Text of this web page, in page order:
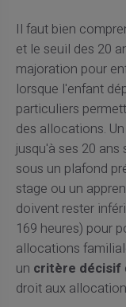
Il faut bien
et le seuil des 20
majoration pour
lorsque l'enfant
particuliers
des allocations.
jusqu'à ses 20 ans
sous un plafond
stage ou un
doivent rester
169 heures) pour
allocations
un critère décisif
droit aux